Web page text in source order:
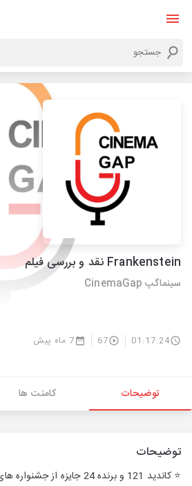
Frankenstein نقد و بررسی فیلم
سینماگپ CinemaGap
01:17:24
67 7 ماه پیش
توضیحات کامنت ها
توضیحات
⭐️ كانديد 121 و برنده 24 جایزه از جشنواره های معتبر